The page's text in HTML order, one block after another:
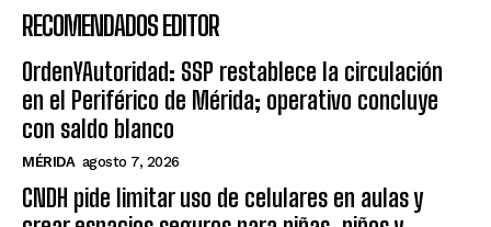
RECOMENDADOS EDITOR
OrdenYAutoridad: SSP restablece la circulación
en el Periférico de Mérida; operativo concluye
con saldo blanco
MÉRIDA agosto 7, 2026
CNDH pide limitar uso de celulares en aulas y